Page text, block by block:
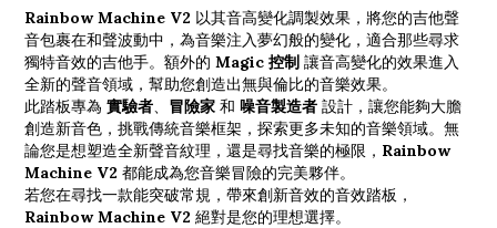
Rainbow Machine V2 以其音高變化調製效果，將您的吉他聲
音包裹在和聲波動中，為音樂注入夢幻般的變化，適合那些尋求
獨特音效的吉他手。額外的 Magic 控制 讓音高變化的效果進入
全新的聲音領域，幫助您創造出無與倫比的音樂效果。
此踏板專為 實驗者 冒險家 和 噪音製造者 設計，讓您能夠大膽
創造新音色，挑戰傳統音樂框架，探索更多未知的音樂領域。無
論您是想塑造全新聲音紋理，還是尋找音樂的極限， Rainbow
Machine V2 都能成為您音樂冒險的完美夥伴。
若您在尋找一款能突破常規，帶來創新音效的音效踏板，
Rainbow Machine V2 絕對是您的理想選擇。